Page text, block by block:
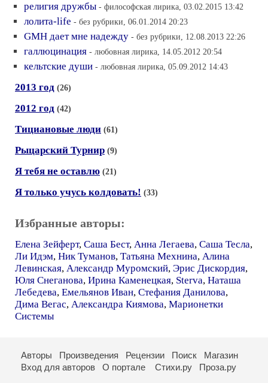
религия дружбы - философская лирика, 03.02.2015 13:42
лолита-life - без рубрики, 06.01.2014 20:23
GMH дает мне надежду - без рубрики, 12.08.2013 22:26
галлюцинация - любовная лирика, 14.05.2012 20:54
кельтские души - любовная лирика, 05.09.2012 14:43
2013 год (26)
2012 год (42)
Тициановые люди (61)
Рыцарский Турнир (9)
Я тебя не оставлю (21)
Я только учусь колдовать! (33)
Избранные авторы:
Елена Зейферт, Саша Бест, Анна Легаева, Саша Тесла,
Ли Идэм, Ник Туманов, Татьяна Мехнина, Алина
Левинская, Александр Муромский, Эрис Дискордия,
Юля Снеганова, Ирина Каменецкая, Sterva, Наташа
Лебедева, Емельянов Иван, Стефания Данилова,
Дима Вегас, Александра Киямова, Марионетки
Системы
Авторы Произведения Рецензии Поиск
Магазин
Вход для авторов
О портале Стихи.ру Проза.ру